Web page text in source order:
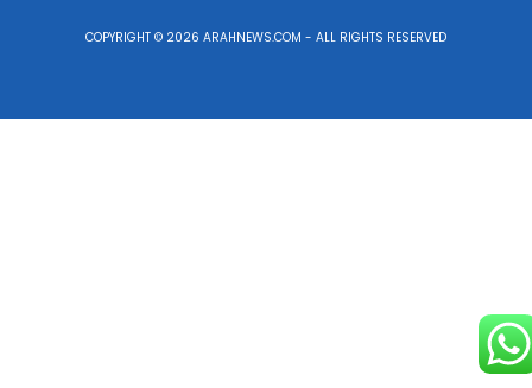
COPYRIGHT © 2026 ARAHNEWS.COM - ALL RIGHTS RESERVED